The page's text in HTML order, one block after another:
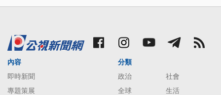
內容
即時新聞
專題策展
分類
政治
社會
全球
生活